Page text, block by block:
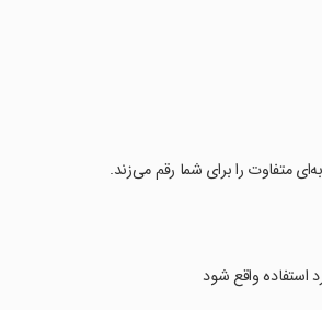
متفاوت را برای شما رقم می‌زند.
استفاده واقع شود